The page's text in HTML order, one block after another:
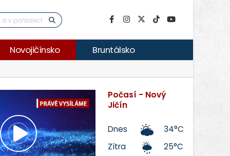
Novojičínsko Bruntálsko
Přehrát
Počasí - Nový
Jičín
Dnes
34°C
Zítra
25°C